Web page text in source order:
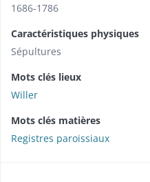
1686-1786
Caractéristiques physiques
Sépultures
Mots clés lieux
Willer
Mots clés matières
Registres paroissiaux